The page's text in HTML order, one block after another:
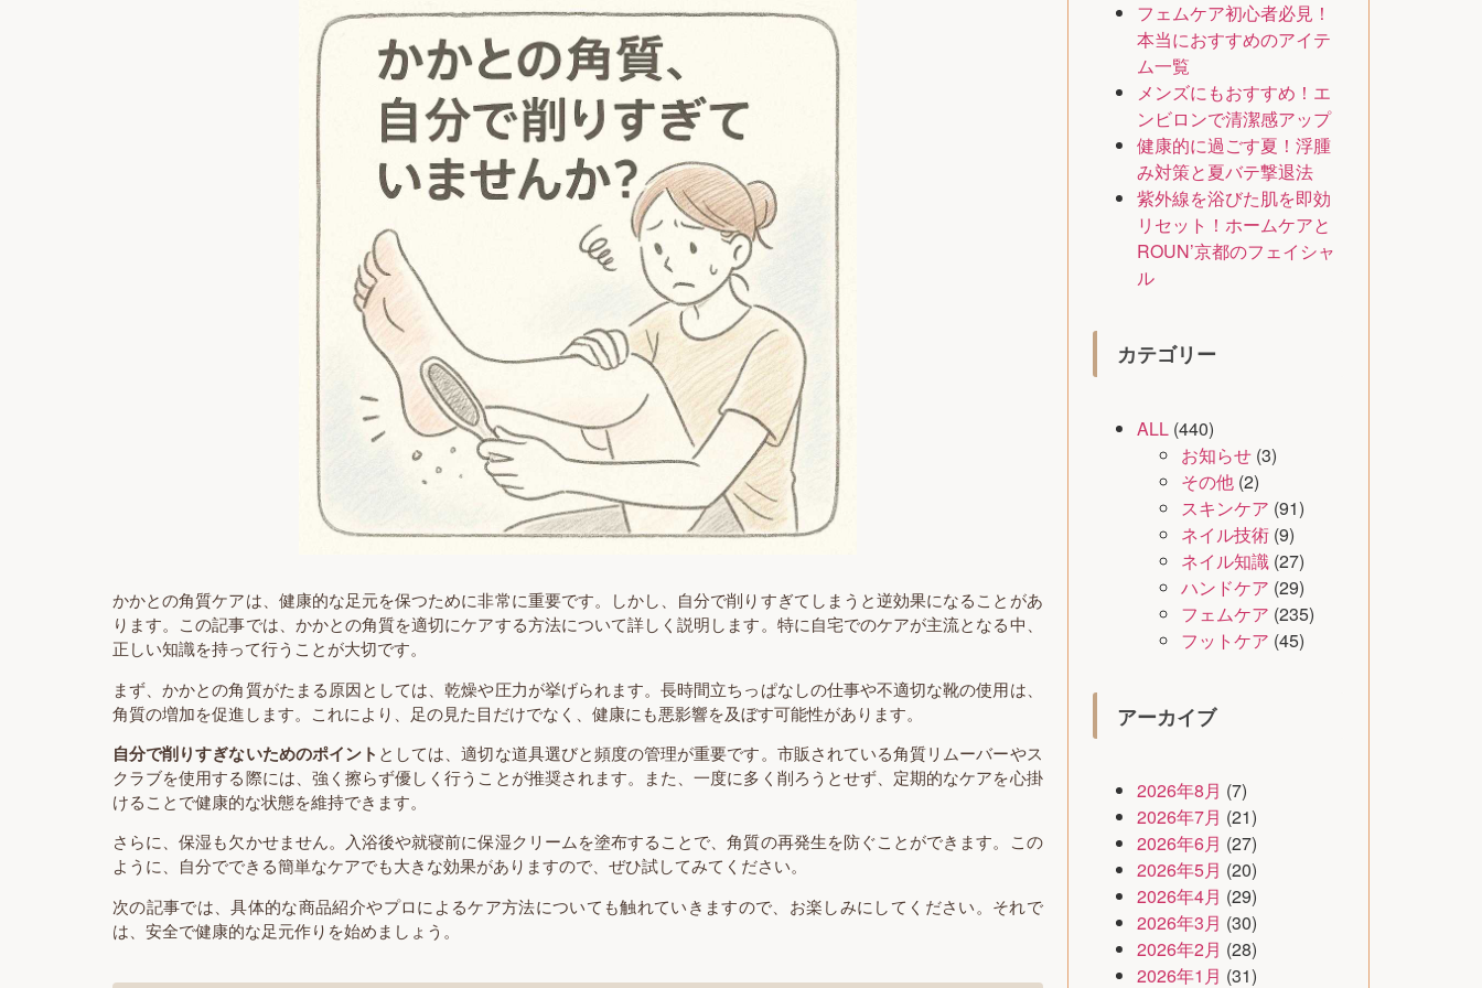
かかとの角質ケアは、健康的な足元を保つために非常に重要です。しかし、自分で削りすぎてしまうと逆効果になることがあ
ります。この記事では、かかとの角質を適切にケアする方法について詳しく説明します。特に自宅でのケアが主流となる中、
正しい知識を持って行うことが大切です。
まず、かかとの角質がたまる原因としては、乾燥や圧力が挙げられます。長時間立ちっぱなしの仕事や不適切な靴の使用は、
角質の増加を促進します。これにより、足の見た目だけでなく、健康にも悪影響を及ぼす可能性があります。
自分で削りすぎないためのポイント としては、適切な道具選びと頻度の管理が重要です。市販されている角質リムーバーやス
クラブを使用する際には、強く擦らず優しく行うことが推奨されます。また、一度に多く削ろうとせず、定期的なケアを心掛
けることで健康的な状態を維持できます。
さらに、保湿も欠かせません。入浴後や就寝前に保湿クリームを塗布することで、角質の再発生を防ぐことができます。この
ように、自分でできる簡単なケアでも大きな効果がありますので、ぜひ試してみてください。
次の記事では、具体的な商品紹介やプロによるケア方法についても触れていきますので、お楽しみにしてください。それで
は、安全で健康的な足元作りを始めましょう。
フェムケア初心者必見！
本当におすすめのアイテ
ム一覧
メンズにもおすすめ！エ
ンビロンで清潔感アップ
健康的に過ごす夏！浮腫
み対策と夏バテ撃退法
紫外線を浴びた肌を即効
リセット！ホームケアと
ROUN’京都のフェイシャ
ル
カテゴリー
ALL (440)
お知らせ (3)
その他 (2)
スキンケア (91)
ネイル技術 (9)
ネイル知識 (27)
ハンドケア (29)
フェムケア (235)
フットケア (45)
アーカイブ
2026年8月 (7)
2026年7月 (21)
2026年6月 (27)
2026年5月 (20)
2026年4月 (29)
2026年3月 (30)
2026年2月 (28)
2026年1月 (31)